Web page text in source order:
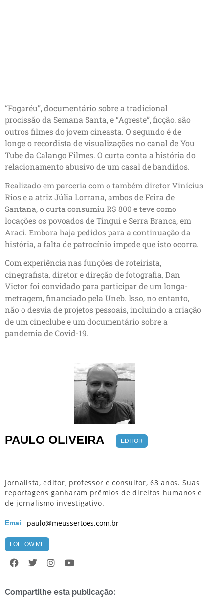
“Fogaréu”, documentário sobre a tradicional
procissão da Semana Santa, e “Agreste”, ficção, são
outros filmes do jovem cineasta. O segundo é de
longe o recordista de visualizações no canal de You
Tube da Calango Filmes. O curta conta a história do
relacionamento abusivo de um casal de bandidos.
Realizado em parceria com o também diretor Vinícius
Rios e a atriz Júlia Lorrana, ambos de Feira de
Santana, o curta consumiu R$ 800 e teve como
locações os povoados de Tingui e Serra Branca, em
Araci. Embora haja pedidos para a continuação da
história, a falta de patrocínio impede que isto ocorra.
Com experiência nas funções de roteirista,
cinegrafista, diretor e direção de fotografia, Dan
Victor foi convidado para participar de um longa-
metragem, financiado pela Uneb. Isso, no entanto,
não o desvia de projetos pessoais, incluindo a criação
de um cineclube e um documentário sobre a
pandemia de Covid-19.
PAULO OLIVEIRA EDITOR
Jornalista, editor, professor e consultor, 63 anos. Suas
reportagens ganharam prêmios de direitos humanos e
de jornalismo investigativo.
Email paulo@meussertoes.com.br
FOLLOW ME
Compartilhe esta publicação: